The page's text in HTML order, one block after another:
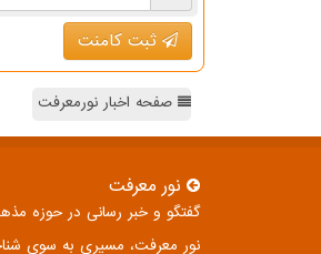
ثبت کامنت
صفحه اخبار نورمعرفت
نور معرفت
گفتگو و خبر رسانی در حوزه
نور معرفت، مسیری به سوی